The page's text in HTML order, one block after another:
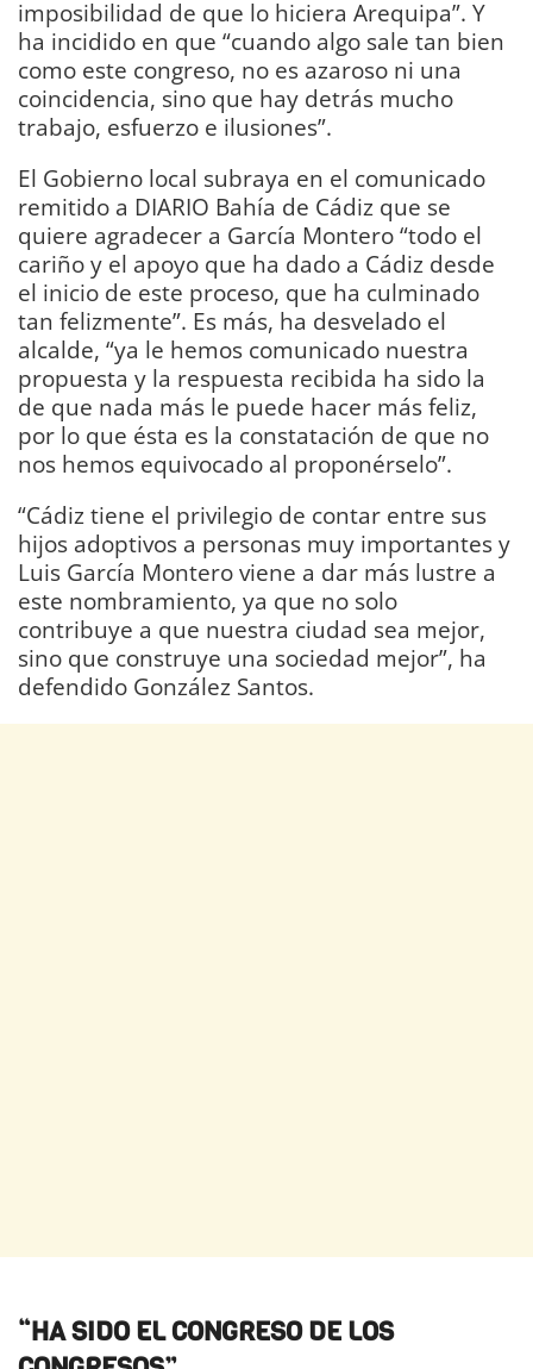
imposibilidad de que lo hiciera Arequipa”. Y
ha incidido en que “cuando algo sale tan bien
como este congreso, no es azaroso ni una
coincidencia, sino que hay detrás mucho
trabajo, esfuerzo e ilusiones”.
El Gobierno local subraya en el comunicado
remitido a DIARIO Bahía de Cádiz que se
quiere agradecer a García Montero “todo el
cariño y el apoyo que ha dado a Cádiz desde
el inicio de este proceso, que ha culminado
tan felizmente”. Es más, ha desvelado el
alcalde, “ya le hemos comunicado nuestra
propuesta y la respuesta recibida ha sido la
de que nada más le puede hacer más feliz,
por lo que ésta es la constatación de que no
nos hemos equivocado al proponérselo”.
“Cádiz tiene el privilegio de contar entre sus
hijos adoptivos a personas muy importantes y
Luis García Montero viene a dar más lustre a
este nombramiento, ya que no solo
contribuye a que nuestra ciudad sea mejor,
sino que construye una sociedad mejor”, ha
defendido González Santos.
“HA SIDO EL CONGRESO DE LOS